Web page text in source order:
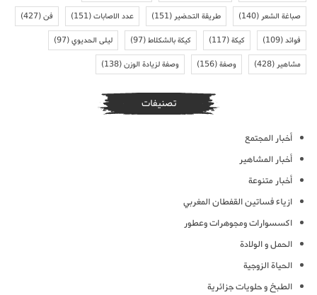
صباغة الشعر(140) طريقة التحضير(151) عدد الاصابات(151) فن(427)
فوائد(109) كيكة(117) كيكة بالشكلاط(97) ليلى الحديوي(97)
مشاهير(428) وصفة(156) وصفة لزيادة الوزن(138)
تصنيفات
أخبار المجتمع
أخبار المشاهير
أخبار متنوعة
ازياء فساتين القفطان المغربي
اكسسوارات ومجوهرات وعطور
الحمل و الولادة
الحياة الزوجية
الطبخ و حلويات جزائرية